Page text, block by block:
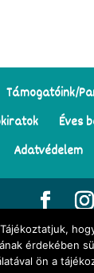
Támogatóink/
Éves
Adatvédelem
| Tekergő
Darvay
érdekében
ön a